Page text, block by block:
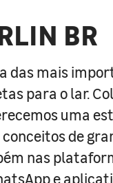
BR
das mais
para o lar.
uma
de
nas
e